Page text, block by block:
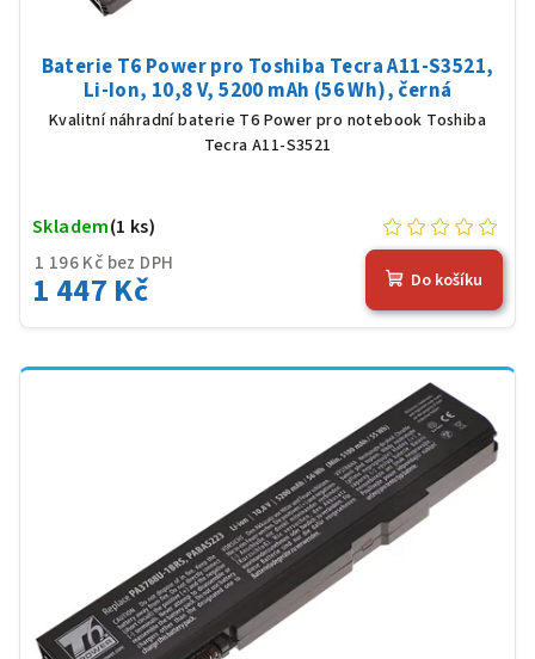
Baterie T6 Power pro Toshiba Tecra A11-S3521,
Li-Ion, 10,8 V, 5200 mAh (56 Wh), černá
Kvalitní náhradní baterie T6 Power pro notebook Toshiba
Tecra A11-S3521
1 196 Kč bez DPH
1 447 Kč
Skladem(1 ks)
Do košíku